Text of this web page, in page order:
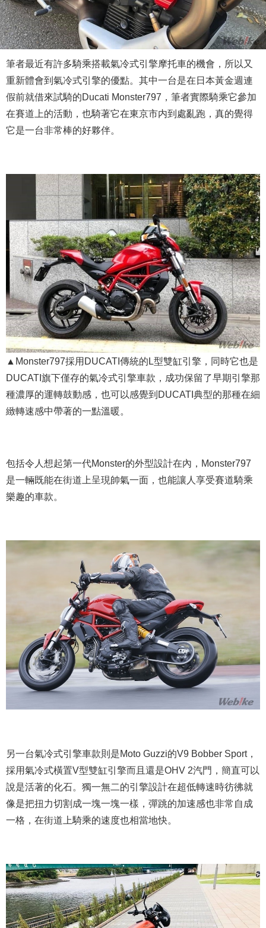
筆者最近有許多騎乘搭載氣冷式引擎摩托車的機會，所以又
重新體會到氣冷式引擎的優點。其中一台是在日本黃金週連
假前就借來試騎的Ducati Monster797，筆者實際騎乘它參加
在賽道上的活動，也騎著它在東京市内到處亂跑，真的覺得
它是一台非常棒的好夥伴。
▲Monster797採用DUCATI傳統的L型雙缸引擎，同時它也是
DUCATI旗下僅存的氣冷式引擎車款，成功保留了早期引擎那
種濃厚的運轉鼓動感，也可以感覺到DUCATI典型的那種在細
緻轉速感中帶著的一點溫暖。
包括令人想起第一代Monster的外型設計在內，Monster797
是一輛既能在街道上呈現帥氣一面，也能讓人享受賽道騎乘
樂趣的車款。
另一台氣冷式引擎車款則是Moto Guzzi的V9 Bobber Sport，
採用氣冷式橫置V型雙缸引擎而且還是OHV 2汽門，簡直可以
說是活著的化石。獨一無二的引擎設計在超低轉速時彷彿就
像是把扭力切割成一塊一塊一樣，彈跳的加速感也非常自成
一格，在街道上騎乘的速度也相當地快。